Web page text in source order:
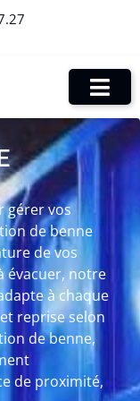
gérer vos
de benne
de vos
évacuer, notre
à chaque
reprise selon
de benne,
de proximité,